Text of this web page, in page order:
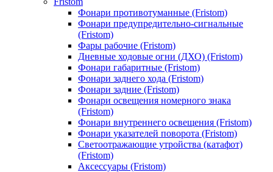
Фонари противотуманные (Fristom)
Фонари предупредительно-сигнальные
(Fristom)
Фары рабочие (Fristom)
Дневные ходовые огни (ДХО) (Fristom)
Фонари габаритные (Fristom)
Фонари заднего хода (Fristom)
Фонари задние (Fristom)
Фонари освещения номерного знака
(Fristom)
Фонари внутреннего освещения (Fristom)
Фонари указателей поворота (Fristom)
Светоотражающие утройства (катафот)
(Fristom)
Аксессуары (Fristom)